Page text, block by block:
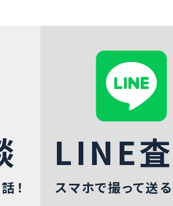
！
LINE
スマホで撮って送る